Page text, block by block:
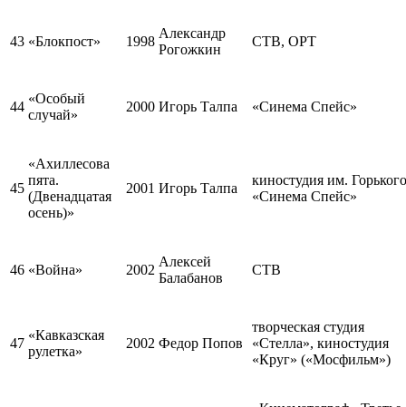
43 «Блокпост» 1998
Александр
Рогожкин
СТВ, ОРТ
44
«Особый
случай»
2000 Игорь Талпа «Синема Спейс»
45
«Ахиллесова
пята.
(Двенадцатая
осень)»
2001 Игорь Талпа
киностудия им.
«Синема Спейс»
46 «Война» 2002
Алексей
Балабанов
СТВ
47
«Кавказская
рулетка»
2002 Федор Попов
творческая студия
«Стелла», киностудия
«Круг» («Мосфильм»)